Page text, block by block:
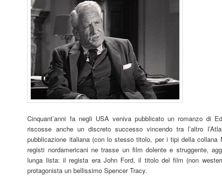
Cinquant’anni fa negli USA veniva pubblicato un romanzo di
riscosse anche un discreto successo vincendo tra l’altro
pubblicazione italiana (con lo stesso titolo, per i tipi della collana
registi nordamericani ne trasse un film dolente e struggente,
lunga lista: il regista era John Ford, il titolo del film (non
protagonista un bellissimo Spencer Tracy.